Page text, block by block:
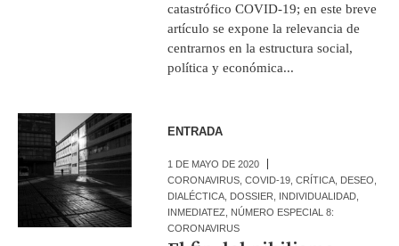
catastrófico COVID-19; en este breve
artículo se expone la relevancia de
centrarnos en la estructura social,
política y económica...
ENTRADA
1 DE MAYO DE 2020
CORONAVIRUS ,COVID-19 ,CRÍTICA DESEO
DIALÉCTICA DOSSIER INDIVIDUALIDAD
INMEDIATEZ
NÚMERO ESPECIAL 8:
CORONAVIRUS